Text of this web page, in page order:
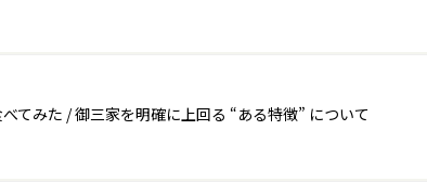
てみた / 御三家を明確に上回る “ある特徴” について